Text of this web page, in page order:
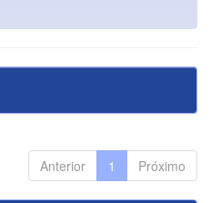
Anterior 1 Próximo